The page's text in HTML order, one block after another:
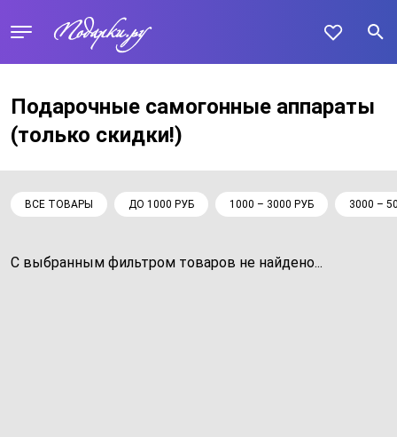
Подарочные самогонные аппараты
(только скидки!)
ВСЕ ТОВАРЫ ДО 1000 РУБ 1000 – 3000 РУБ 3000 –
С выбранным фильтром товаров не найдено...